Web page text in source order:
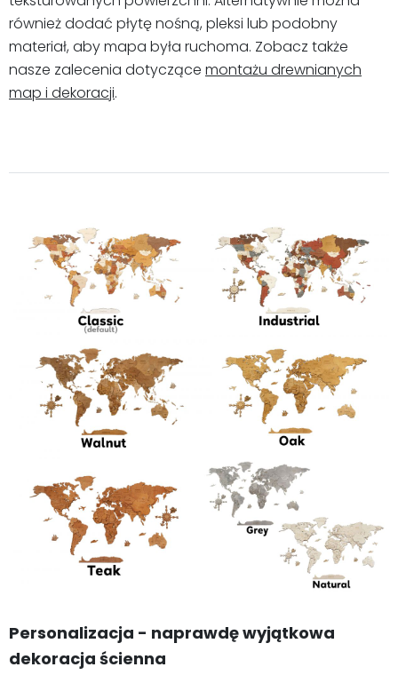
również dodać płytę nośną, pleksi lub podobny
materiał, aby mapa była ruchoma. Zobacz także
nasze zalecenia dotyczące montażu drewnianych
map i dekoracji.
Personalizacja - naprawdę wyjątkowa
dekoracja ścienna